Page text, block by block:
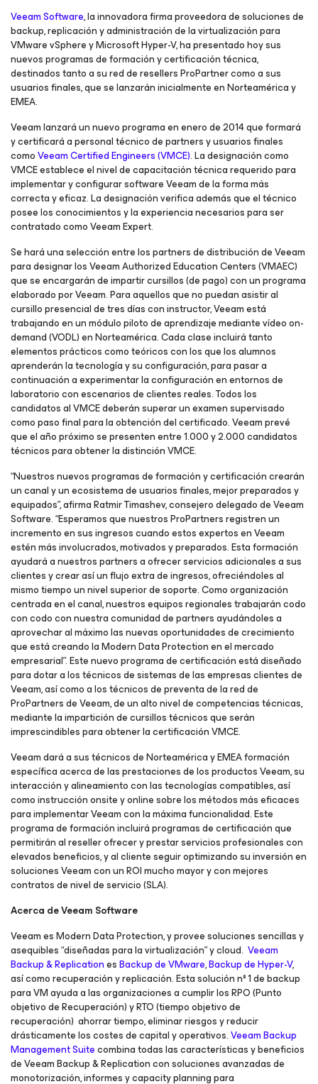
Veeam Software, la innovadora firma proveedora de soluciones de
backup, replicación y administración de la virtualización para
VMware vSphere y Microsoft Hyper-V, ha presentado hoy sus
nuevos programas de formación y certificación técnica,
destinados tanto a su red de resellers ProPartner como a sus
usuarios finales, que se lanzarán inicialmente en Norteamérica y
EMEA.
Veeam lanzará un nuevo programa en enero de 2014 que formará
y certificará a personal técnico de partners y usuarios finales
comoVeeam Certified Engineers (VMCE). La designación como
VMCE establece el nivel de capacitación técnica requerido para
implementar y configurar software Veeam de la forma más
correcta y eficaz. La designación verifica además que el técnico
posee los conocimientos y la experiencia necesarios para ser
contratado como Veeam Expert.
Se hará una selección entre los partners de distribución de Veeam
para designar los Veeam Authorized Education Centers (VMAEC)
que se encargarán de impartir cursillos (de pago) con un programa
elaborado por Veeam. Para aquellos que no puedan asistir al
cursillo presencial de tres días con instructor, Veeam está
trabajando en un módulo piloto de aprendizaje mediante vídeo on-
demand (VODL) en Norteamérica. Cada clase incluirá tanto
elementos prácticos como teóricos con los que los alumnos
aprenderán la tecnología y su configuración, para pasar a
continuación a experimentar la configuración en entornos de
laboratorio con escenarios de clientes reales. Todos los
candidatos al VMCE deberán superar un examen supervisado
como paso final para la obtención del certificado. Veeam prevé
que el año próximo se presenten entre 1.000 y 2.000 candidatos
técnicos para obtener la distinción VMCE.
“Nuestros nuevos programas de formación y certificación crearán
un canal y un ecosistema de usuarios finales, mejor preparados y
equipados”, afirma Ratmir Timashev, consejero delegado de Veeam
Software. “Esperamos que nuestros ProPartners registren un
incremento en sus ingresos cuando estos expertos en Veeam
estén más involucrados, motivados y preparados. Esta formación
ayudará a nuestros partners a ofrecer servicios adicionales a sus
clientes y crear así un flujo extra de ingresos, ofreciéndoles al
mismo tiempo un nivel superior de soporte. Como organización
centrada en el canal, nuestros equipos regionales trabajarán codo
con codo con nuestra comunidad de partners ayudándoles a
aprovechar al máximo las nuevas oportunidades de crecimiento
que está creando la Modern Data Protection en el mercado
empresarial”. Este nuevo programa de certificación está diseñado
para dotar a los técnicos de sistemas de las empresas clientes de
Veeam, así como a los técnicos de preventa de la red de
ProPartners de Veeam, de un alto nivel de competencias técnicas,
mediante la impartición de cursillos técnicos que serán
imprescindibles para obtener la certificación VMCE.
Veeam dará a sus técnicos de Norteamérica y EMEA formación
específica acerca de las prestaciones de los productos Veeam, su
interacción y alineamiento con las tecnologías compatibles, así
como instrucción onsite y online sobre los métodos más eficaces
para implementar Veeam con la máxima funcionalidad. Este
programa de formación incluirá programas de certificación que
permitirán al reseller ofrecer y prestar servicios profesionales con
elevados beneficios, y al cliente seguir optimizando su inversión en
soluciones Veeam con un ROI mucho mayor y con mejores
contratos de nivel de servicio (SLA).
Acerca de Veeam Software
Veeam es Modern Data Protection, y provee soluciones sencillas y
asequibles “diseñadas para la virtualización” y cloud. Veeam
Backup & ReplicationesBackup de VMware,Backup de Hyper-V,
así como recuperación y replicación. Esta solución nº 1 de backup
para VM ayuda a las organizaciones a cumplir los RPO (Punto
objetivo de Recuperación) y RTO (tiempo objetivo de
recuperación) ahorrar tiempo, eliminar riesgos y reducir
drásticamente los costes de capital y operativos.Veeam Backup
Management Suitecombina todas las características y beneficios
de Veeam Backup & Replication con soluciones avanzadas de
monotorización, informes y capacity planning para